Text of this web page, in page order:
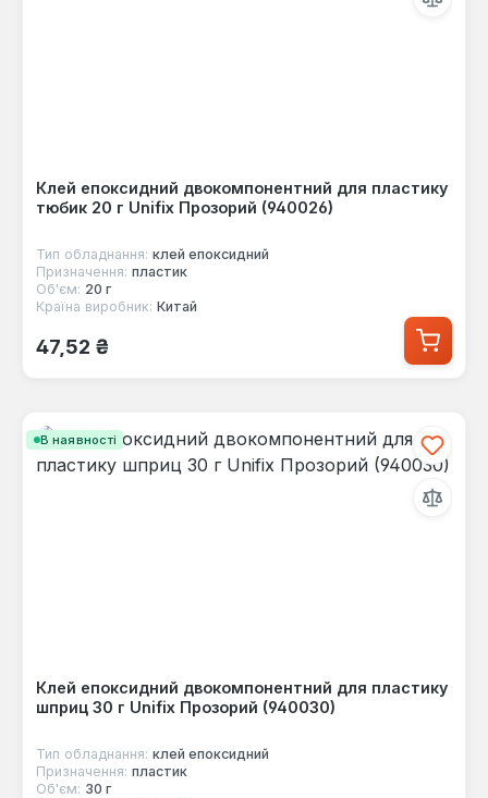
Клей епоксидний двокомпонентний для пластику
тюбик 20 г Unifix Прозорий (940026)
Тип обладнання: клей епоксидний
Призначення: пластик
Об'єм: 20 г
Країна виробник: Китай
Звичайна ціна:
47,52 ₴
В наявності
Клей епоксидний двокомпонентний для пластику
шприц 30 г Unifix Прозорий (940030)
Тип обладнання: клей епоксидний
Призначення: пластик
Об'єм: 30 г